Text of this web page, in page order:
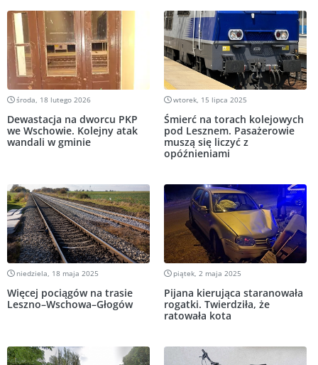
środa, 18 lutego 2026
Dewastacja na dworcu PKP
we Wschowie. Kolejny atak
wandali w gminie
wtorek, 15 lipca 2025
Śmierć na torach kolejowych
pod Lesznem. Pasażerowie
muszą się liczyć z
opóźnieniami
niedziela, 18 maja 2025
Więcej pociągów na trasie
Leszno–Wschowa–Głogów
piątek, 2 maja 2025
Pijana kierująca staranowała
rogatki. Twierdziła, że
ratowała kota